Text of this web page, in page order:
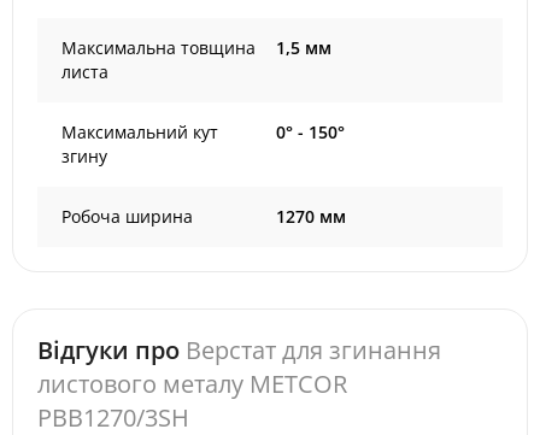
Максимальна товщина
листа
1,5 мм
Максимальний кут
згину
0° - 150°
Робоча ширина 1270 мм
Відгуки про Верстат для згинання
листового металу METCOR
PBB1270/3SH